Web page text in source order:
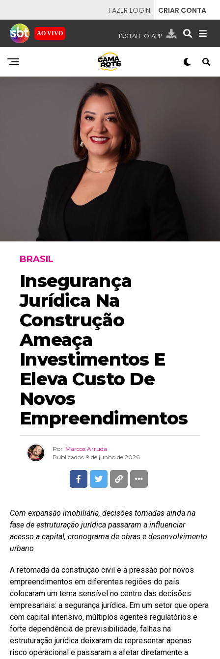
FAZER LOGIN CRIAR CONTA
AO VIVO INSTALE O APP
EMISSORAS
- SISTEMA BRASILEIRO DE TELEVISÃO
BRASIL
Insegurança
Jurídica Na
Construção
Ameaça
Investimentos E
Eleva Custo De
Novos
Empreendimentos
Por Marcos Arruda
Publicados 9 de junho de 2026
Com expansão imobiliária, decisões tomadas ainda na
fase de estruturação jurídica passaram a influenciar
acesso a capital, cronograma de obras e desenvolvimento
urbano
A retomada da construção civil e a pressão por novos
empreendimentos em diferentes regiões do país
colocaram um tema sensível no centro das decisões
empresariais: a segurança jurídica. Em um setor que opera
com capital intensivo, múltiplos agentes regulatórios e
forte dependência de previsibilidade, falhas na
estruturação jurídica deixaram de representar apenas
risco operacional e passaram a afetar diretamente a